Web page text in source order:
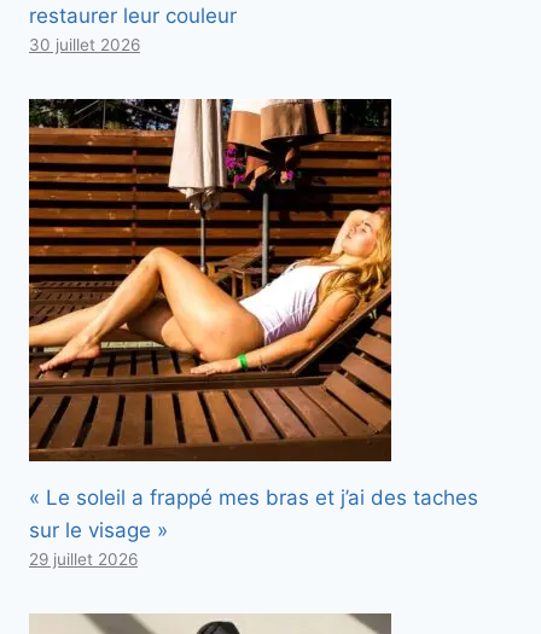
restaurer leur couleur
30 juillet 2026
« Le soleil a frappé mes bras et j’ai des taches
sur le visage »
29 juillet 2026